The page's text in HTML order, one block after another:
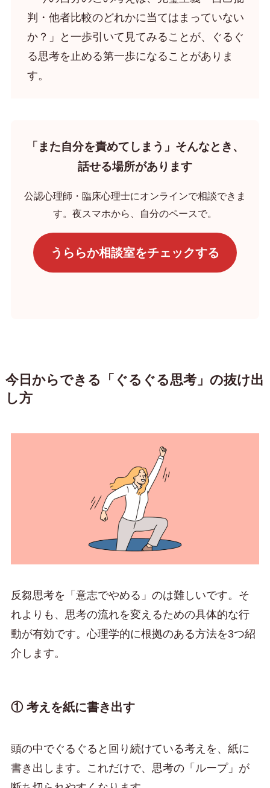
判・他者比較のどれかに当てはまっていない
か？」と一歩引いて見てみることが、ぐるぐ
る思考を止める第一歩になることがありま
す。
「また自分を責めてしまう」そんなとき、
話せる場所があります
公認心理師・臨床心理士にオンラインで相談できま
す。夜スマホから、自分のペースで。
うららか相談室をチェックする
今日からできる「ぐるぐる思考」の抜け出
し方
反芻思考を「意志でやめる」のは難しいです。そ
れよりも、思考の流れを変えるための具体的な行
動が有効です。心理学的に根拠のある方法を3つ紹
介します。
① 考えを紙に書き出す
頭の中でぐるぐると回り続けている考えを、紙に
書き出します。これだけで、思考の「ループ」が